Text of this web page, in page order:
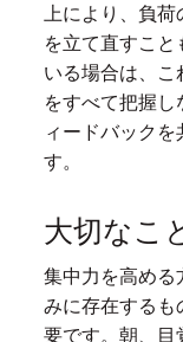
上により、負
を立て直すこ
いる場合は、
をすべて把握
ィードバック
す。
大切なこ
集中力を高め
みに存在する
要です。朝、目